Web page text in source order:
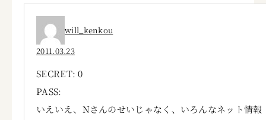
will_kenkou
2011.03.23
SECRET: 0
PASS:
いえいえ、Nさんのせいじゃなく、いろんなネット情報